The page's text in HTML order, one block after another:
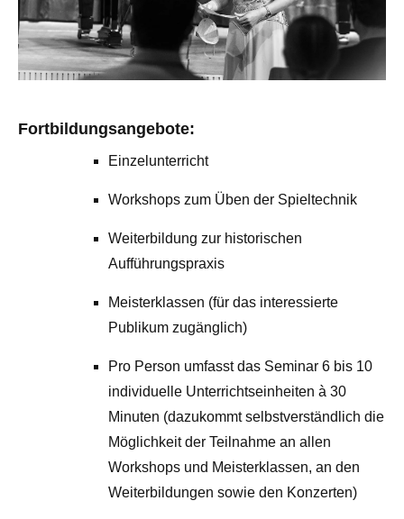
Fortbildungsangebote:
Einzelunterricht
Workshops zum Üben der Spieltechnik
Weiterbildung zur historischen
Aufführungspraxis
Meisterklassen (für das interessierte
Publikum zugänglich)
Pro Person umfasst das Seminar 6 bis 10
individuelle Unterrichtseinheiten à 30
Minuten (dazukommt selbstverständlich die
Möglichkeit der Teilnahme an allen
Workshops und Meisterklassen, an den
Weiterbildungen sowie den Konzerten)